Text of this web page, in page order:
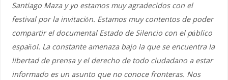
Santiago Maza y yo estamos muy agradecidos con el
festival por la invitación. Estamos muy contentos de poder
compartir el documental Estado de Silencio con el público
español. La constante amenaza bajo la que se encuentra la
libertad de prensa y el derecho de todo ciudadano a estar
informado es un asunto que no conoce fronteras. Nos